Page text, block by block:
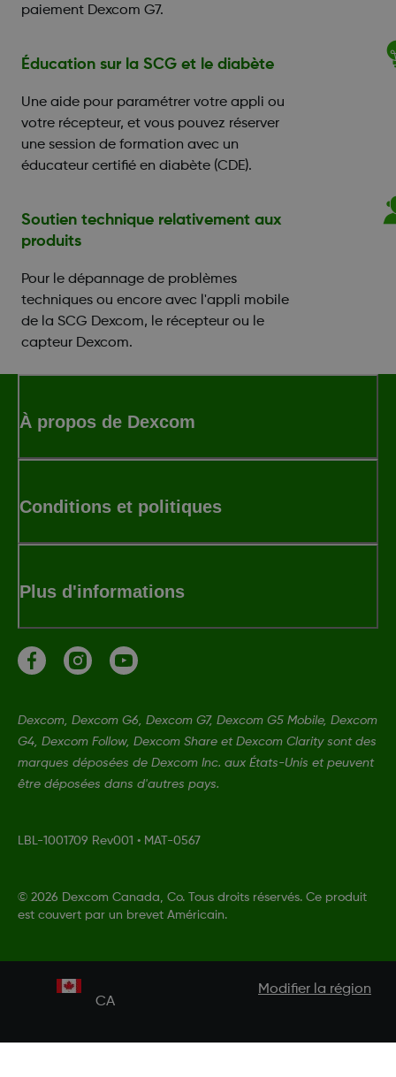
paiement Dexcom G7.
Éducation sur la SCG et le diabète
Une aide pour paramétrer votre appli ou
votre récepteur, et vous pouvez réserver
une session de formation avec un
éducateur certifié en diabète (CDE).
Soutien technique relativement aux
produits
Pour le dépannage de problèmes
techniques ou encore avec l'appli mobile
de la SCG Dexcom, le récepteur ou le
capteur Dexcom.
À propos de Dexcom
Conditions et politiques
Plus d'informations
Dexcom, Dexcom G6, Dexcom G7, Dexcom G5 Mobile, Dexcom
G4, Dexcom Follow, Dexcom Share et Dexcom Clarity sont des
marques déposées de Dexcom Inc. aux États-Unis et peuvent
être déposées dans d'autres pays.
LBL-1001709 Rev001 • MAT-0567
© 2026 Dexcom Canada, Co. Tous droits réservés. Ce produit
est couvert par un brevet Américain.
CA
Modifier la région